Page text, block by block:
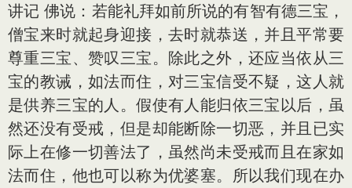
讲记 佛说：若能礼拜如前所说的有智有德三宝，
僧宝来时就起身迎接，去时就恭送，并且平常要
尊重三宝、赞叹三宝。除此之外，还应当依从三
宝的教诫，如法而住，对三宝信受不疑，这人就
是供养三宝的人。假使有人能归依三宝以后，虽
然还没有受戒，但是却能断除一切恶，并且已实
际上在修一切善法了，虽然尚未受戒而且在家如
法而住，他也可以称为优婆塞。所以我们现在办